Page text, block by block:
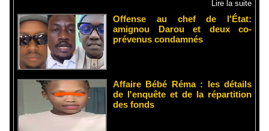
Lire la suite
Offense au chef de l'État:
amignou Darou et deux co-
prévenus condamnés
Affaire Bébé Réma : les détails
de l'enquête et de la répartition
des fonds